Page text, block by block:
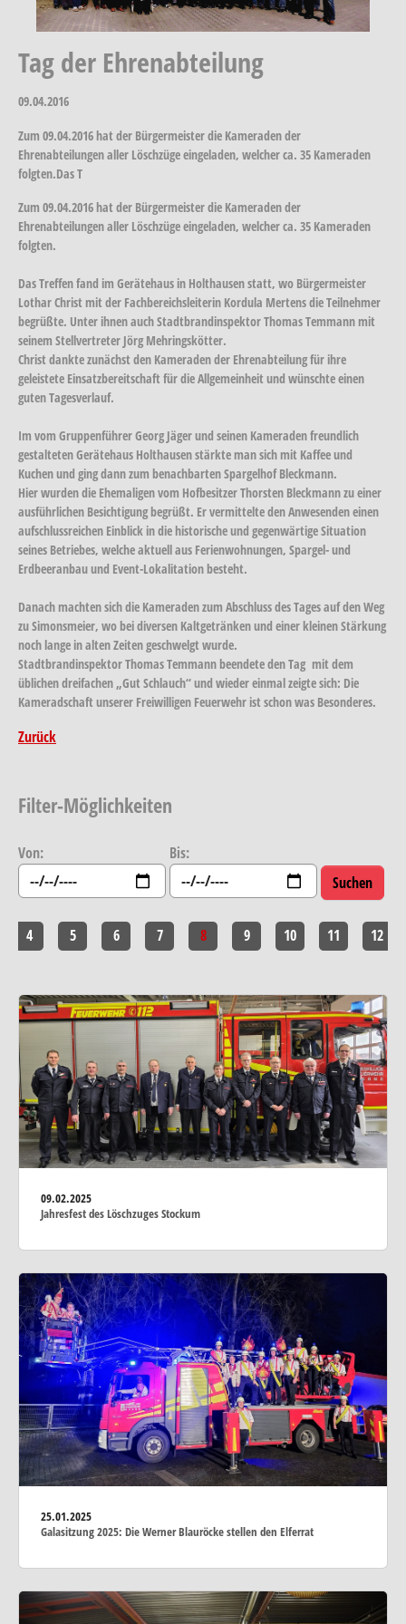
Tag der Ehrenabteilung
09.04.2016
Zum 09.04.2016 hat der Bürgermeister die Kameraden der
Ehrenabteilungen aller Löschzüge eingeladen, welcher ca. 35 Kameraden
folgten.Das T
Zum 09.04.2016 hat der Bürgermeister die Kameraden der
Ehrenabteilungen aller Löschzüge eingeladen, welcher ca. 35 Kameraden
folgten.
Das Treffen fand im Gerätehaus in Holthausen statt, wo Bürgermeister
Lothar Christ mit der Fachbereichsleiterin Kordula Mertens die Teilnehmer
begrüßte. Unter ihnen auch Stadtbrandinspektor Thomas Temmann mit
seinem Stellvertreter Jörg Mehringskötter.
Christ dankte zunächst den Kameraden der Ehrenabteilung für ihre
geleistete Einsatzbereitschaft für die Allgemeinheit und wünschte einen
guten Tagesverlauf.
Im vom Gruppenführer Georg Jäger und seinen Kameraden freundlich
gestalteten Gerätehaus Holthausen stärkte man sich mit Kaffee und
Kuchen und ging dann zum benachbarten Spargelhof Bleckmann.
Hier wurden die Ehemaligen vom Hofbesitzer Thorsten Bleckmann zu einer
ausführlichen Besichtigung begrüßt. Er vermittelte den Anwesenden einen
aufschlussreichen Einblick in die historische und gegenwärtige Situation
seines Betriebes, welche aktuell aus Ferienwohnungen, Spargel- und
Erdbeeranbau und Event-Lokalitation besteht.
Danach machten sich die Kameraden zum Abschluss des Tages auf den Weg
zu Simonsmeier, wo bei diversen Kaltgetränken und einer kleinen Stärkung
noch lange in alten Zeiten geschwelgt wurde.
Stadtbrandinspektor Thomas Temmann beendete den Tag mit dem
üblichen dreifachen „Gut Schlauch“ und wieder einmal zeigte sich: Die
Kameradschaft unserer Freiwilligen Feuerwehr ist schon was Besonderes.
Zurück
Filter-Möglichkeiten
Von: Bis:
4 5 6 7 8 9 10 11 12
09.02.2025
Jahresfest des Löschzuges Stockum
25.01.2025
Galasitzung 2025: Die Werner Blauröcke stellen den Elferrat